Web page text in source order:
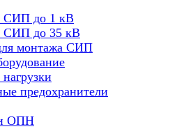
СИП до 1 кВ
СИП до 35 кВ
монтажа СИП
предохранители
ОПН